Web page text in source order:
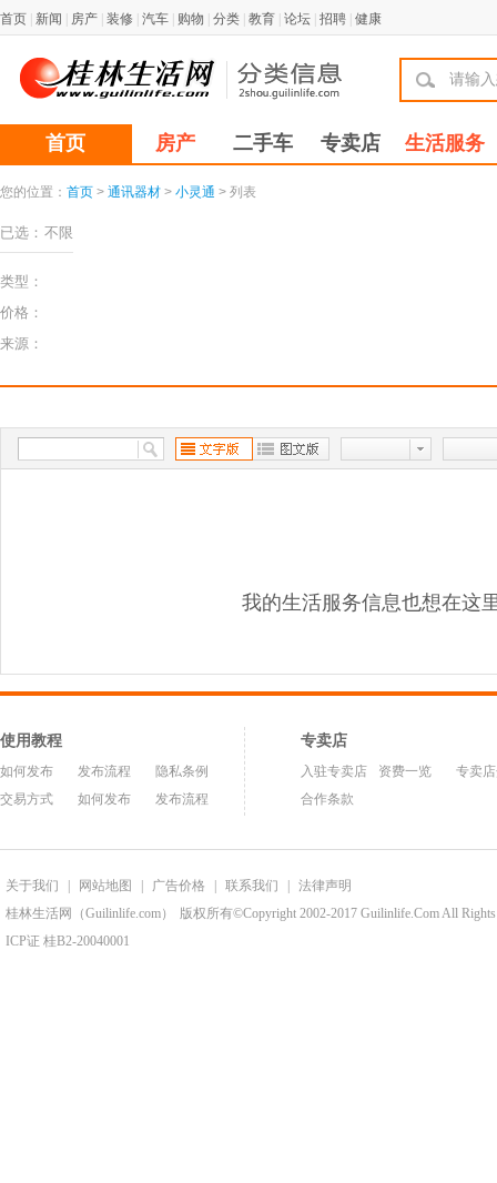
首页 新闻 房产 装修 汽车 购物 分类 教育 论坛 招聘 健康
首页 房产 二手车 专卖店 生活服务
您的位置： 首页 > 通讯器材 > 小灵通 > 列表
已选： 不限
类型：
价格：
来源：
我的生活服务信息也想在这
使用教程
如何发布 发布流程
隐私条例
交易方式
如何发布 发布流程
专卖店
入驻专卖店 资费一览
专卖
合作条款
关于我们 网站地图 广告价格 联系我们
法律声明
桂林生活网（Guilinlife.com）
版权所有©Copyright 2002-2017 Guilinlife.Com All Rights
ICP证 桂B2-20040001